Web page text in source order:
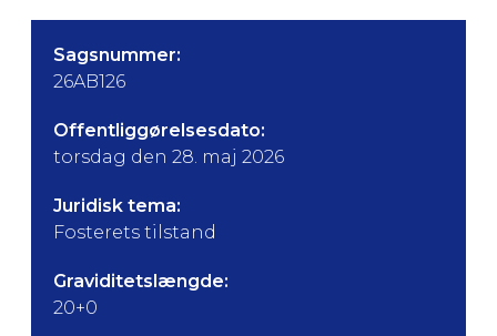
Sagsnummer:
26AB126
Offentliggørelsesdato:
torsdag den 28. maj 2026
Juridisk tema:
Fosterets tilstand
Graviditetslængde:
20+0